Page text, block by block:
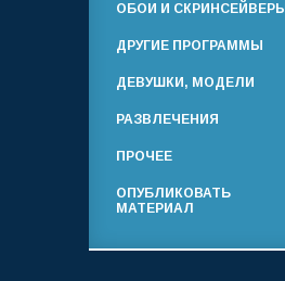
ОБОИ И СКРИНСЕЙВЕРЫ
ДРУГИЕ ПРОГРАММЫ
ДЕВУШКИ, МОДЕЛИ
РАЗВЛЕЧЕНИЯ
ПРОЧЕЕ
ОПУБЛИКОВАТЬ
МАТЕРИАЛ